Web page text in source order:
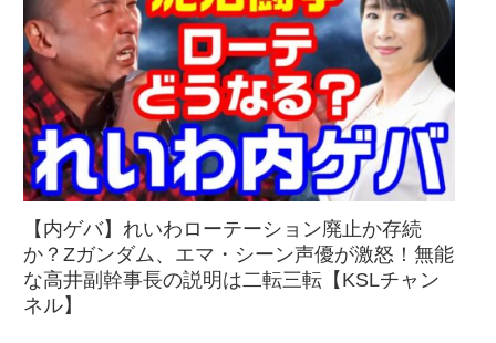
【内ゲバ】れいわローテーション廃止か存続
か？Zガンダム、エマ・シーン声優が激怒！無能
な高井副幹事長の説明は二転三転【KSLチャン
ネル】